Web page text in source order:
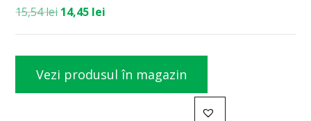
15,54lei 14,45 lei
Vezi produsul în magazin